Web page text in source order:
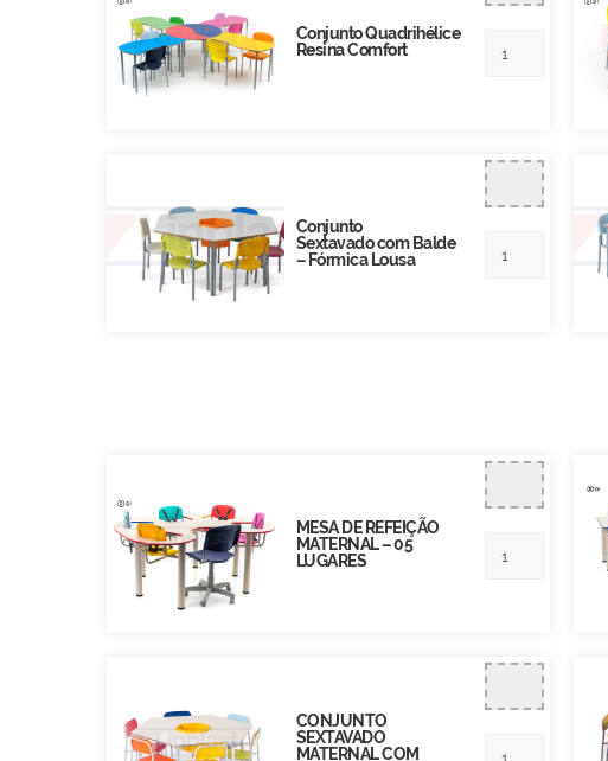
Conjunto Quadrihélice
Resina Comfort
Conjunto
Sextavado com Balde
– Fórmica Lousa
MESA DE REFEIÇÃO
MATERNAL – 05
LUGARES
CONJUNTO
SEXTAVADO
MATERNAL COM